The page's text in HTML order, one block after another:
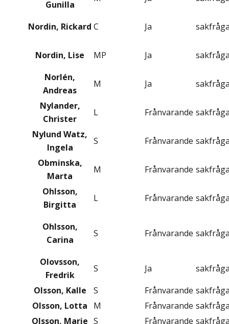
Gunilla
Nordin, Rickard C Ja
Nordin, Lise MP Ja
Norlén,
Andreas
M Ja
Nylander,
Christer
L Frånvarande
Nylund Watz,
Ingela
S Frånvarande
Obminska,
Marta
M Frånvarande
Ohlsson,
Birgitta
L Frånvarande
Ohlsson,
Carina
S Frånvarande
Olovsson,
Fredrik
S Ja
Olsson, Kalle
S Frånvarande
Olsson, Lotta
M Frånvarande
Olsson, Marie S Frånvarande